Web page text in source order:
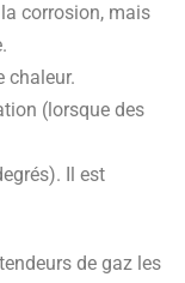
corrosion, mais
chaleur.
(lorsque des
Il est
de gaz les